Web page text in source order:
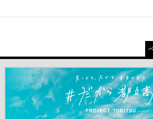
＃だから都立高（別ウインドウが開きます